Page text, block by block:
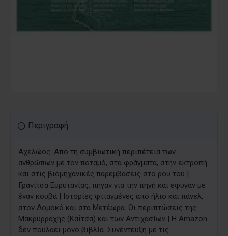
Περιγραφή
Αχελώος: Από τη συμβιωτική περιπέτεια των
ανθρώπων με τον ποταμό, στα φράγματα, στην εκτροπή
και στις βιομηχανικές παρεμβάσεις στο ρου του |
Γρανίτσα Ευρυτανίας: πήγαν για την πηγή και έφυγαν με
έναν κουβά | Ιστορίες φτιαγμένες από ήλιο και πάνελ,
στον Δομοκό και στα Μετέωρα. Οι περιπτώσεις της
Μακρυρράχης (Καΐτσα) και των Αντιχασίων | Η Amazon
δεν πουλάει μόνο βιβλία. Συνέντευξη με τις